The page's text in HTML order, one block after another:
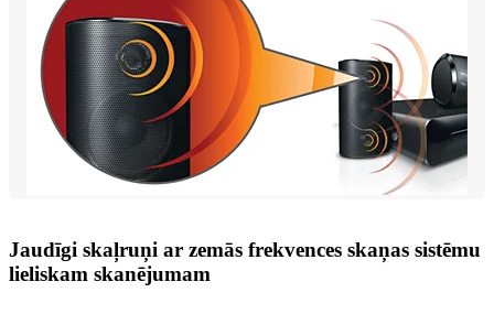
Jaudīgi skaļruņi ar zemās frekvences skaņas sistēmu
lieliskam skanējumam